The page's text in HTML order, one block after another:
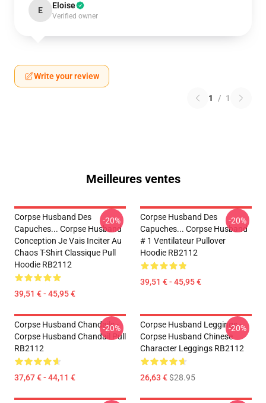
E Eloise
Verified owner
Write your review
1 / 1
Meilleures ventes
Corpse Husband Des
Capuches... Corpse Husband
Conception Je Vais Inciter Au
Chaos T-Shirt Classique Pull
Hoodie RB2112
39,51 € - 45,95 €
-20%
Corpse Husband Des
Capuches... Corpse Husband
# 1 Ventilateur Pullover
Hoodie RB2112
39,51 € - 45,95 €
-20%
Corpse Husband Chandails -
Corpse Husband Chandail Pull
RB2112
37,67 € - 44,11 €
-20%
Corpse Husband Leggings -
Corpse Husband Chinese
Character Leggings RB2112
26,63 €$28.95
-20%